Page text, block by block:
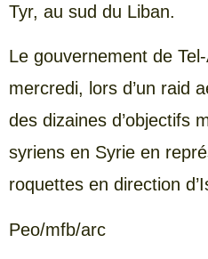
Tyr, au sud du Liban.
Le gouvernement de
mercredi, lors d’un raid
des dizaines d’objectifs
syriens en Syrie en
roquettes en direction
Peo/mfb/arc